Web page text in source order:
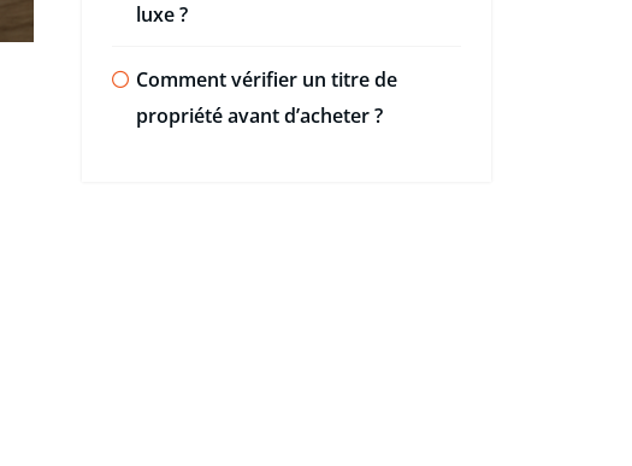
luxe ?
Comment vérifier un titre de
propriété avant d’acheter ?